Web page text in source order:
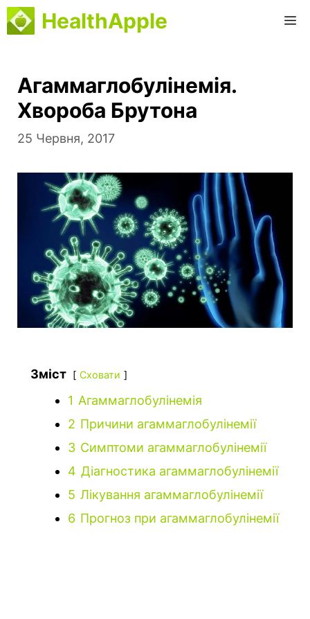
Перейти
до
HealthApple
Агаммаглобулінемія.
Хвороба Брутона
25 Червня, 2017
Зміст Сховати
1 Агаммаглобулінемія
2 Причини агаммаглобулінемії
3 Симптоми агаммаглобулінемії
4 Діагностика агаммаглобулінемії
5 Лікування агаммаглобулінемії
6 Прогноз при агаммаглобулінемії